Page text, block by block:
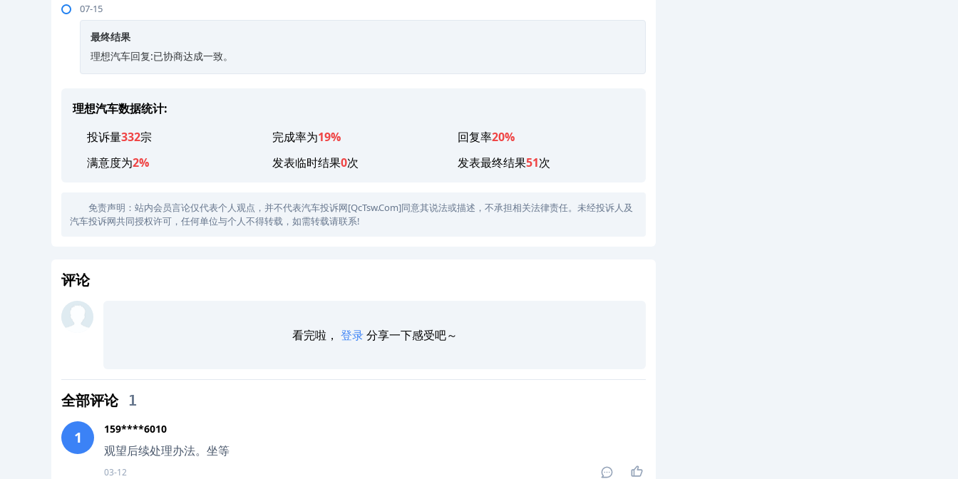
07-15
最终结果
理想汽车回复:已协商达成一致。
理想汽车数据统计:
投诉量332宗 完成率为19% 回复率20%
满意度为2% 发表临时结果0次 发表最终结果51次
免责声明：站内会员言论仅代表个人观点，并不代表汽车投诉网[QcTsw.Com]同意其说法或描述，不承担相关法律责任。未经投诉人及
汽车投诉网共同授权许可，任何单位与个人不得转载，如需转载请联系!
评论
看完啦， 登录分享一下感受吧～
全部评论 1
1 159****6010
观望后续处理办法。坐等
03-12